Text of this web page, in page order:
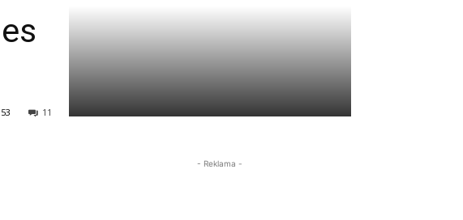
11
53
- Reklama -